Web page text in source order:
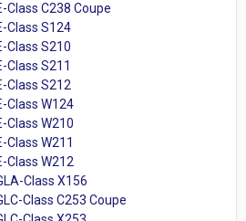
Class C238 Coupe
Class S124
Class S210
Class S211
Class S212
Class W124
Class W210
Class W211
Class W212
Class X156
Class C253 Coupe